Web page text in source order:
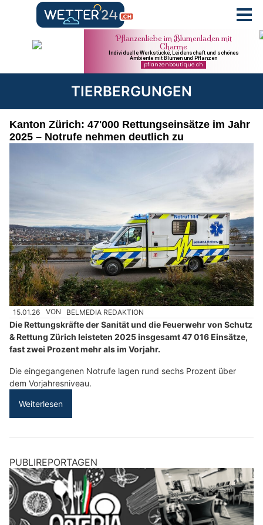
TIERBERGUNGEN
Kanton Zürich: 47'000 Rettungseinsätze im Jahr
2025 – Notrufe nehmen deutlich zu
15.01.26 VON BELMEDIA REDAKTION
Die Rettungskräfte der Sanität und die Feuerwehr von Schutz
& Rettung Zürich leisteten 2025 insgesamt 47 016 Einsätze,
fast zwei Prozent mehr als im Vorjahr.
Die eingegangenen Notrufe lagen rund sechs Prozent über
dem Vorjahresniveau.
Weiterlesen
PUBLIREPORTAGEN